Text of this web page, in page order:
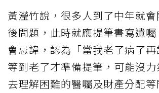
黃瀅竹說，很多人到了中年就
後問題，此時就應提筆書寫遺
會忌諱，認為「當我老了病了
等到老了才準備提筆，可能沒
去理解困難的醫囑及財產分配